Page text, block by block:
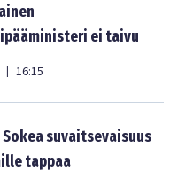
ei taivu
| 16:15
suvaitsevaisuus
tappaa